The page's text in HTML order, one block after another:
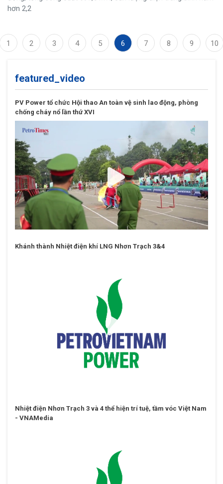
hơn 2,2
1 2 3 4 5 6 7 8 9 10
featured_video
PV Power tổ chức Hội thao An toàn vệ sinh lao động, phòng
chống cháy nổ lần thứ XVI
Khánh thành Nhiệt điện khí LNG Nhơn Trạch 3&4
Nhiệt điện Nhơn Trạch 3 và 4 thể hiện trí tuệ, tầm vóc Việt Nam
- VNAMedia